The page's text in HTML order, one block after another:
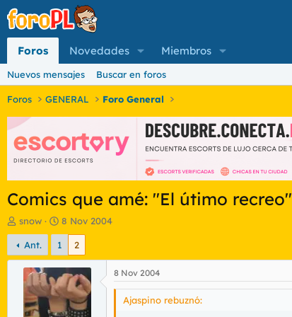
Foros Novedades Miembros
Nuevos mensajes Buscar en foros
Foros GENERAL Foro General
Comics que amé: "El útimo recreo"
I
n
i
c
a
o
snow
F
e
c
h
a
d
e
i
8 Nov 2004
Ant. 1 2
8 Nov 2004
Ajaspino rebuznó: